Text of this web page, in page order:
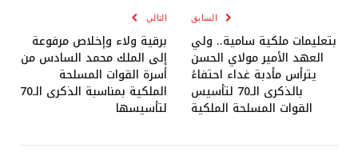
السابق
بتعليمات ملكية سامية.. ولي
العهد الأمير مولاي الحسن
يترأس مأدبة غداء احتفاءً
بالذكرى الـ70 لتأسيس
القوات المسلحة الملكية
التالي
برقية ولاء وإخلاص مرفوعة
إلى الملك محمد السادس من
أسرة القوات المسلحة
الملكية بمناسبة الذكرى الـ70
لتأسيسها